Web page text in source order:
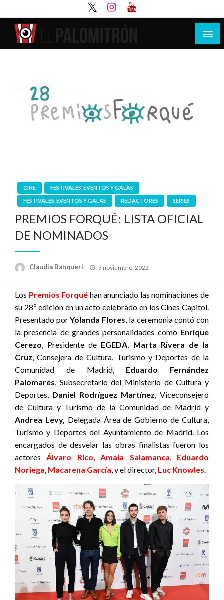
al
contenido
Tu espacio de la industria de cine española y
CINE
FESTIVALES, EVENTOS Y GALAS
FESTIVALES, EVENTOS Y GALAS
REDACTORES SERIES
PREMIOS FORQUÉ: LISTA OFICIAL
DE NOMINADOS
Claudia Banqueri
Publicado
7 noviembre, 2022
Los Premios Forqué han anunciado las nominaciones de
su 28º edición en un acto celebrado en los Cines Capitol.
Presentado porYolanda Flores, la ceremonia contó con
la presencia de grandes personalidades como Enrique
Cerezo, Presidente de EGEDA, Marta Rivera de la
Cruz, Consejera de Cultura, Turismo y Deportes de la
Comunidad de Madrid,Eduardo Fernández
Palomares, Subsecretario del Ministerio de Cultura y
Deportes, Daniel Rodríguez Martínez, Viceconsejero
de Cultura y Turismo de la Comunidad de Madrid y
Andrea Levy, Delegada Área de Gobierno de Cultura,
Turismo y Deportes del Ayuntamiento de Madrid. Los
encargados de desvelar las obras finalistas fueron los
actoresÁlvaro Rico,Amaia Salamanca, Eduardo
Noriega, Macarena García, y el director, Luc Knowles.